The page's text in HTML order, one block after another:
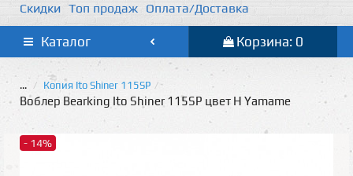
Скидки Топ продаж Оплата/Доставка
Каталог Корзина: 0
... Копия Ito Shiner 115SP
Воблер Bearking Ito Shiner 115SP цвет H Yamame
- 14%